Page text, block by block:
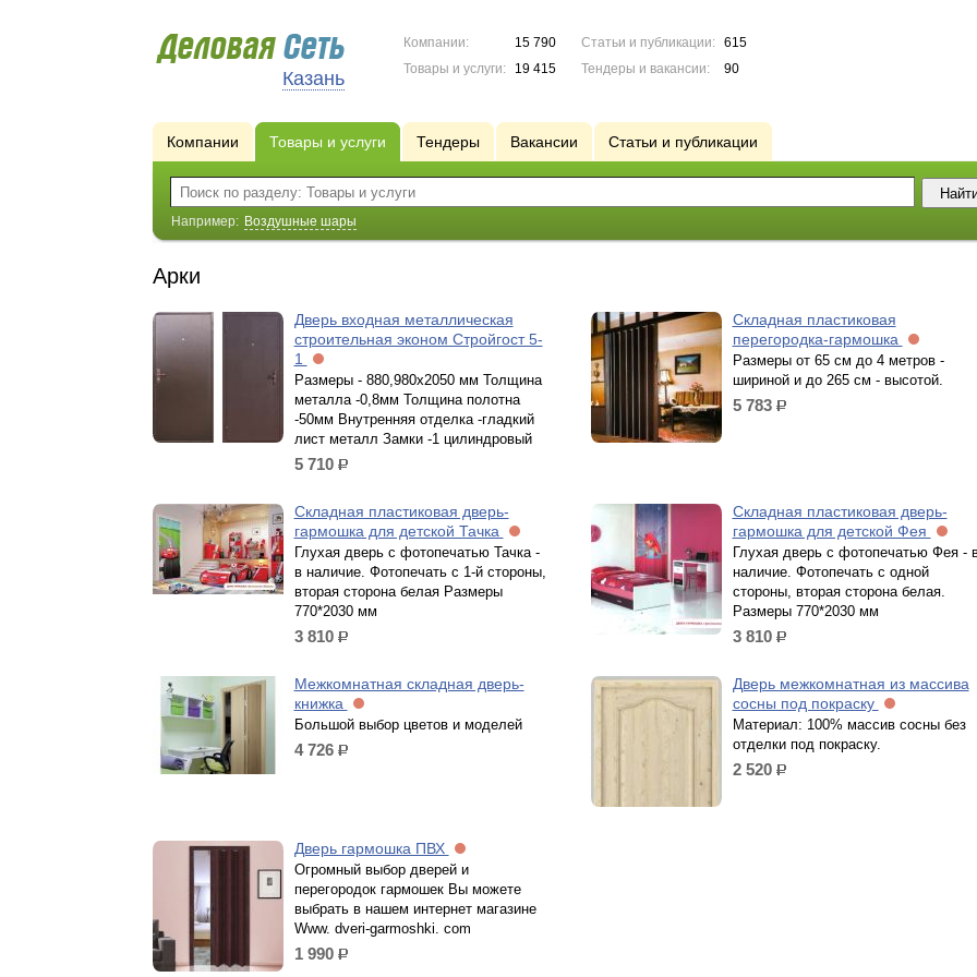
Казань
Компании:
15 790
Товары и услуги:
19 415
Статьи и публикации:
615
Тендеры и вакансии:
90
Компании Товары и услуги Тендеры Вакансии Статьи и публикации
Например: Воздушные шары
Арки
Дверь входная металлическая
строительная эконом Стройгост 5-
1
Размеры - 880,980х2050 мм Толщина
металла -0,8мм Толщина полотна
-50мм Внутренняя отделка -гладкий
лист металл Замки -1 цилиндровый
5 710 р.
Складная пластиковая
перегородка-гармошка
Размеры от 65 см до 4 метров -
шириной и до 265 см - высотой.
5 783 р.
Складная пластиковая дверь-
гармошка для детской Тачка
Глухая дверь с фотопечатью Тачка -
в наличие. Фотопечать с 1-й стороны,
вторая сторона белая Размеры
770*2030 мм
3 810 р.
Складная пластиковая дверь-
гармошка для детской Фея
Глухая дверь с фотопечатью Фея -
наличие. Фотопечать с одной
стороны, вторая сторона белая.
Размеры 770*2030 мм
3 810 р.
Межкомнатная складная дверь-
книжка
Большой выбор цветов и моделей
4 726 р.
Дверь межкомнатная из массива
сосны под покраску
Материал: 100% массив сосны без
отделки под покраску.
2 520 р.
Дверь гармошка ПВХ
Огромный выбор дверей и
перегородок гармошек Вы можете
выбрать в нашем интернет магазине
Www. dveri-garmoshki. com
1 990 р.